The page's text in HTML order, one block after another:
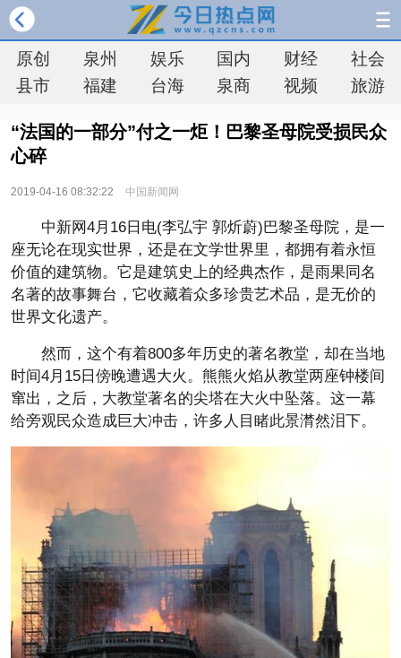
原创 泉州 娱乐 国内 财经
社会
县市
福建 台海 泉商 视频 旅游
“法国的一部分”付之一炬！巴黎圣母院受损民众
心碎
2019-04-16 08:32:22 中国新闻网
中新网4月16日电(李弘宇 郭炘蔚)巴黎圣母院，是一
座无论在现实世界，还是在文学世界里，都拥有着永恒
价值的建筑物。它是建筑史上的经典杰作，是雨果同名
名著的故事舞台，它收藏着众多珍贵艺术品，是无价的
世界文化遗产。
然而，这个有着800多年历史的著名教堂，却在当地
时间4月15日傍晚遭遇大火。熊熊火焰从教堂两座钟楼间
窜出，之后，大教堂著名的尖塔在大火中坠落。这一幕
给旁观民众造成巨大冲击，许多人目睹此景潸然泪下。